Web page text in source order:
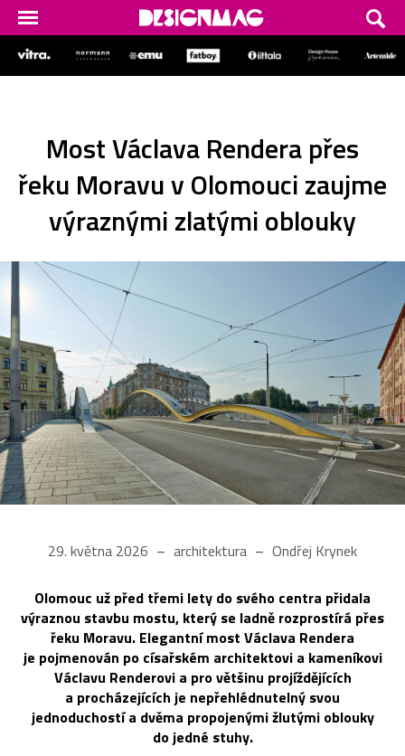
Most Václava Rendera přes
řeku Moravu v Olomouci zaujme
výraznými zlatými oblouky
29. května 2026 architektura Ondřej Krynek
Olomouc už před třemi lety do svého centra přidala
výraznou stavbu mostu, který se ladně rozprostírá přes
řeku Moravu. Elegantní most Václava Rendera
je pojmenován po císařském architektovi a kameníkovi
Václavu Renderovi a pro většinu projíždějících
a procházejících je nepřehlédnutelný svou
jednoduchostí a dvěma propojenými žlutými oblouky
do jedné stuhy.